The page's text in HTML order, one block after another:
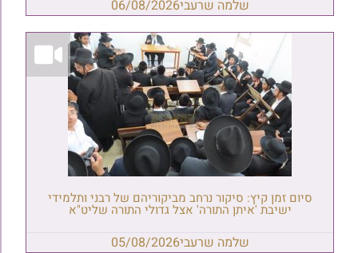
שלמה שרעבי06/08/2026
סיום זמן קיץ: סיקור נרחב מביקוריהם של רבני ותלמידי
ישיבת 'איתן התורה' אצל גדולי התורה שליט"א
שלמה שרעבי05/08/2026